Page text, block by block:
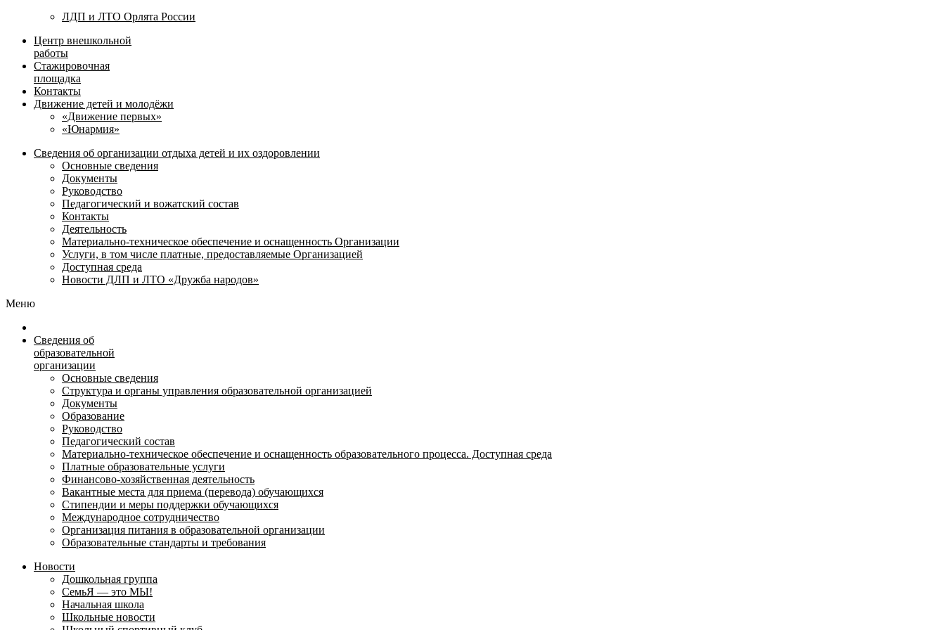
ЛДП и ЛТО Орлята России
Центр внешкольной
работы
Стажировочная
площадка
Контакты
Движение детей и молодёжи
«Движение первых»
«Юнармия»
Сведения об организации отдыха детей и их оздоровлении
Основные сведения
Документы
Руководство
Педагогический и вожатский состав
Контакты
Деятельность
Материально-техническое обеспечение и оснащенность Организации
Услуги, в том числе платные, предоставляемые Организацией
Доступная среда
Новости ДЛП и ЛТО «Дружба народов»
Меню
Сведения об
образовательной
организации
Основные сведения
Структура и органы управления образовательной организацией
Документы
Образование
Руководство
Педагогический состав
Материально-техническое обеспечение и оснащенность образовательного процесса. Доступная среда
Платные образовательные услуги
Финансово-хозяйственная деятельность
Вакантные места для приема (перевода) обучающихся
Стипендии и меры поддержки обучающихся
Международное сотрудничество
Организация питания в образовательной организации
Образовательные стандарты и требования
Новости
Дошкольная группа
СемьЯ — это МЫ!
Начальная школа
Школьные новости